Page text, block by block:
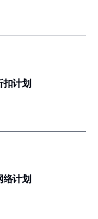
计划
计划